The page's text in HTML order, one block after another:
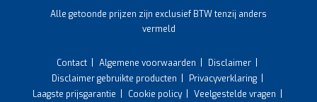
Alle getoonde prijzen zijn exclusief BTW tenzij anders
vermeld
Contact Algemene voorwaarden
Disclaimer
Disclaimer gebruikte producten
Privacyverklaring
Laagste prijsgarantie
Cookie policy
Veelgestelde vragen